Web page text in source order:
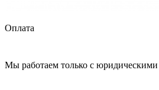
Оплата
Мы работаем только с